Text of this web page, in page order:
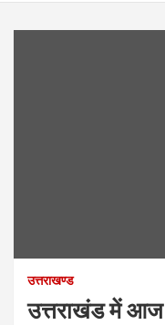
उत्तराखण्ड
उत्तराखंड में आज